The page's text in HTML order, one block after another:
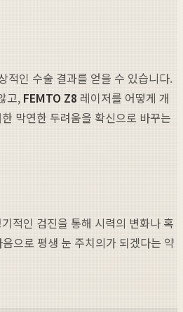
적인 수술 결과를 얻을 수 있습니다.
고, FEMTO Z8 레이저를 어떻게 개
막연한 두려움을 확신으로 바꾸는
적인 검진을 통해 시력의 변화나 혹
으로 평생 눈 주치의가 되겠다는 약